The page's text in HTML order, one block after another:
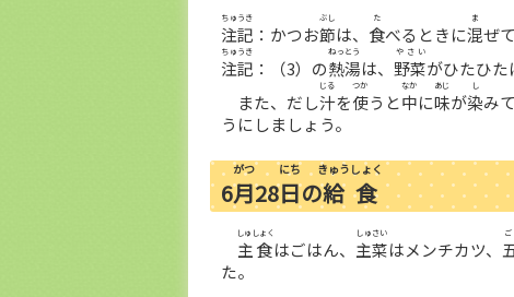
注記
ちゅうき
：かつお節
ぶし
は、 食
た
べるときに混
ま
ぜて
注記
ちゅうき
：（3）の熱湯
ねっとう
は、 野菜
やさい
がひたひた
また、だし汁
じる
を使
つか
うと中
なか
に味
あじ
が染
し
み
うにしましょう。
6月
がつ
28日
にち
の給食
きゅうしょく
主食
しゅしょく
はごはん、 主菜
しゅさい
はメンチカツ、
た。